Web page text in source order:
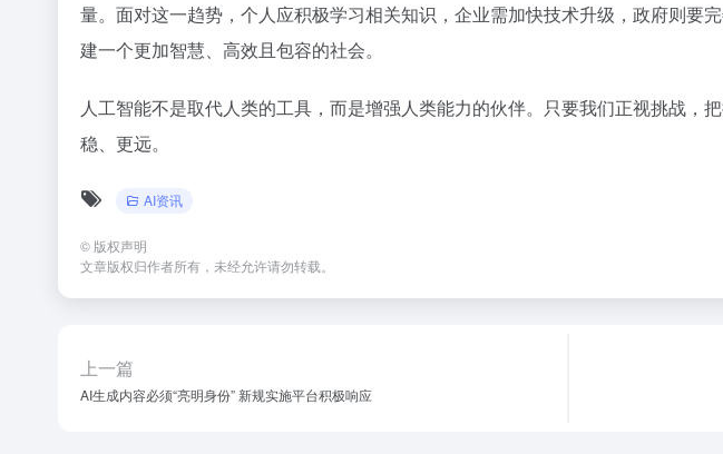
量。面对这一趋势，个人应积极学习相关知识，企业需加快技术升级，政府则要
建一个更加智慧、高效且包容的社会。
人工智能不是取代人类的工具，而是增强人类能力的伙伴。只要我们正视挑战，
稳、更远。
AI资讯
© 版权声明
文章版权归作者所有，未经允许请勿转载。
上一篇
AI生成内容必须“亮明身份” 新规实施平台积极响应